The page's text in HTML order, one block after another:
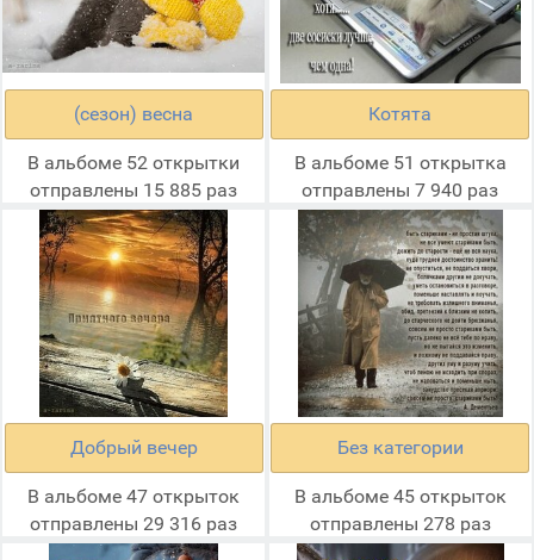
(сезон) весна
В альбоме 52 открытки
отправлены 15 885 раз
Котята
В альбоме 51 открытка
отправлены 7 940 раз
Добрый вечер
В альбоме 47 открыток
отправлены 29 316 раз
Без категории
В альбоме 45 открыток
отправлены 278 раз